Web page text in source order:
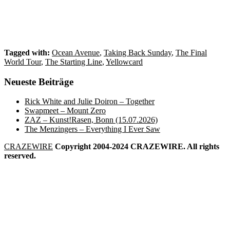
Tagged with: Ocean Avenue, Taking Back Sunday, The Final
World Tour, The Starting Line, Yellowcard
Neueste Beiträge
Rick White and Julie Doiron – Together
Swapmeet – Mount Zero
ZAZ – Kunst!Rasen, Bonn (15.07.2026)
The Menzingers – Everything I Ever Saw
CRAZEWIRE Copyright 2004-2024 CRAZEWIRE. All rights
reserved.